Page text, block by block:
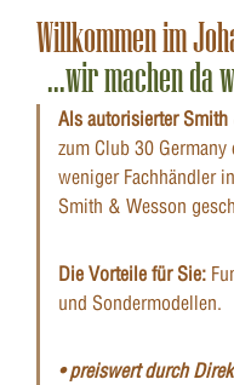
Willkommen im
...wir machen da
Als autorisierter
zum Club 30
weniger Fachhändler
Smith & Wesson
Die Vorteile für Sie:
und Sondermodellen.
• preiswert durch